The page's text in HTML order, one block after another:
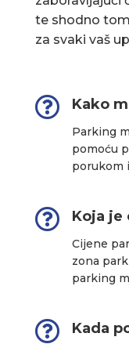
te shodno
za svaki vaš
 Kako
Parking
pomoću
porukom
 Koja je
Cijene
zona
parking
 Kada